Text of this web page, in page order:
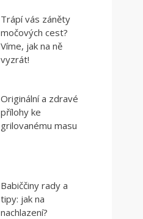
Trápí vás záněty
močových cest?
Víme, jak na ně
vyzrát!
Originální a zdravé
přílohy ke
grilovanému masu
Babiččiny rady a
tipy: jak na
nachlazení?